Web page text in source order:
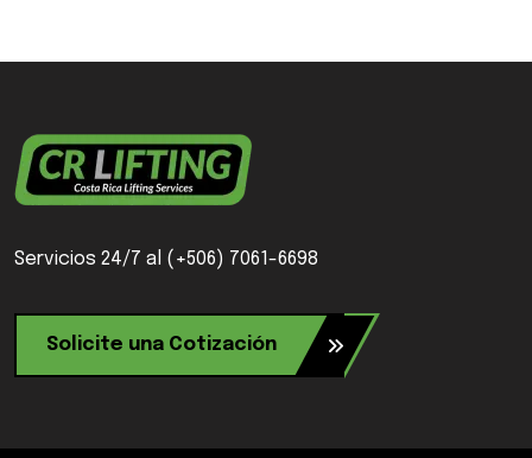
Servicios 24/7 al (+506) 7061-6698
Solicite una Cotización